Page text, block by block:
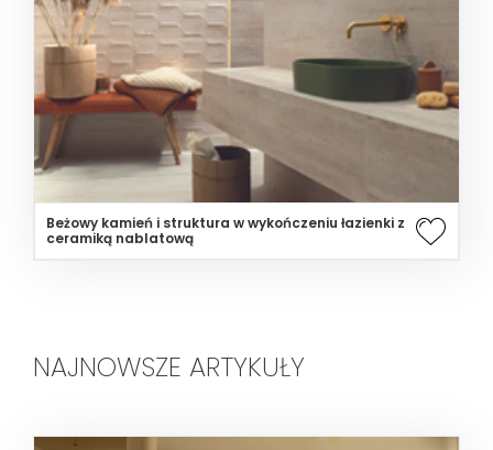
Beżowy kamień i struktura w wykończeniu łazienki z
ceramiką nablatową
NAJNOWSZE ARTYKUŁY